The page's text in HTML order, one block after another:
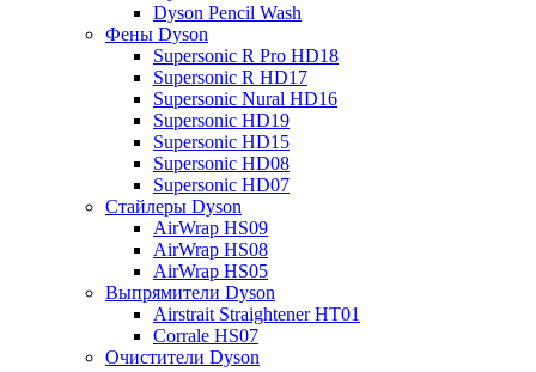
Dyson Pencil Wash
Фены Dyson
Supersonic R Pro HD18
Supersonic R HD17
Supersonic Nural HD16
Supersonic HD19
Supersonic HD15
Supersonic HD08
Supersonic HD07
Стайлеры Dyson
AirWrap HS09
AirWrap HS08
AirWrap HS05
Выпрямители Dyson
Airstrait Straightener HT01
Corrale HS07
Очистители Dyson